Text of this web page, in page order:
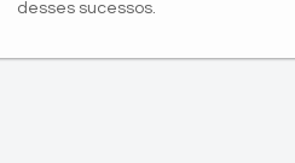
desses sucessos.